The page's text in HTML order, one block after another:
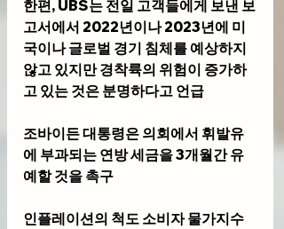
한편, UBS는 전일 고객들에게 보낸 보
고서에서 2022년이나 2023년에 미
국이나 글로벌 경기 침체를 예상하지
않고 있지만 경착륙의 위험이 증가하
고 있는 것은 분명하다고 언급
조바이든 대통령은 의회에서 휘발유
에 부과되는 연방 세금을 3개월간 유
예할 것을 촉구
인플레이션의 척도 소비자 물가지수